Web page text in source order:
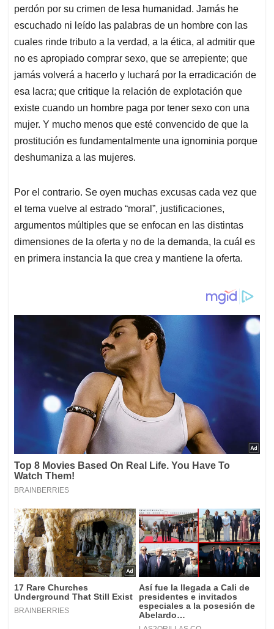
perdón por su crimen de lesa humanidad. Jamás he
escuchado ni leído las palabras de un hombre con las
cuales rinde tributo a la verdad, a la ética, al admitir que
no es apropiado comprar sexo, que se arrepiente; que
jamás volverá a hacerlo y luchará por la erradicación de
esa lacra; que critique la relación de explotación que
existe cuando un hombre paga por tener sexo con una
mujer. Y mucho menos que esté convencido de que la
prostitución es fundamentalmente una ignominia porque
deshumaniza a las mujeres.
Por el contrario. Se oyen muchas excusas cada vez que
el tema vuelve al estrado “moral”, justificaciones,
argumentos múltiples que se enfocan en las distintas
dimensiones de la oferta y no de la demanda, la cuál es
en primera instancia la que crea y mantiene la oferta.